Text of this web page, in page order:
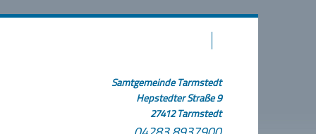
Samtgemeinde Tarmstedt
Hepstedter Straße 9
27412 Tarmstedt